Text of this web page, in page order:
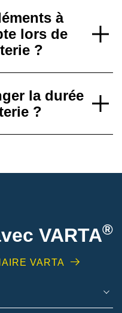
à
lors de
?
la durée
?
VARTA®
VARTA